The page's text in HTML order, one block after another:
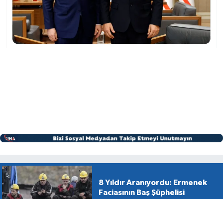
8 Yıldır Aranıyordu: Ermenek
Faciasının Baş Şüphelisi